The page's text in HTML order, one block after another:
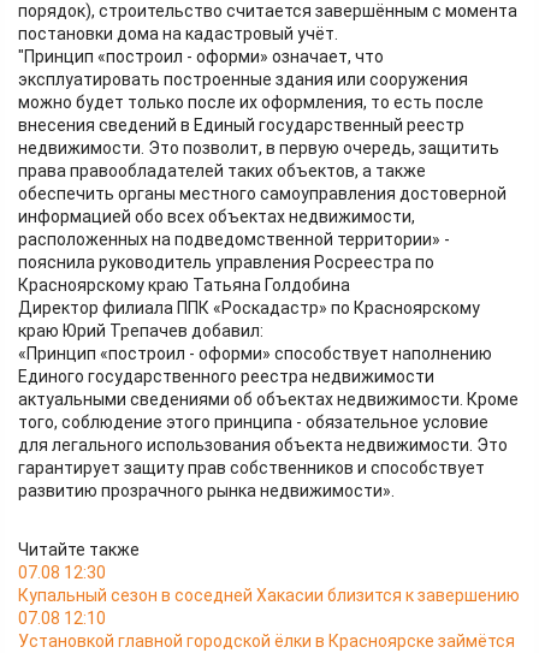
порядок), строительство считается завершённым с момента
постановки дома на кадастровый учёт.
"Принцип «построил - оформи» означает, что
эксплуатировать построенные здания или сооружения
можно будет только после их оформления, то есть после
внесения сведений в Единый государственный реестр
недвижимости. Это позволит, в первую очередь, защитить
права правообладателей таких объектов, а также
обеспечить органы местного самоуправления достоверной
информацией обо всех объектах недвижимости,
расположенных на подведомственной территории» -
пояснила руководитель управления Росреестра по
Красноярскому краю Татьяна Голдобина
Директор филиала ППК «Роскадастр» по Красноярскому
краю Юрий Трепачев добавил:
«Принцип «построил - оформи» способствует наполнению
Единого государственного реестра недвижимости
актуальными сведениями об объектах недвижимости. Кроме
того, соблюдение этого принципа - обязательное условие
для легального использования объекта недвижимости. Это
гарантирует защиту прав собственников и способствует
развитию прозрачного рынка недвижимости».
Читайте также
07.08 12:30
Купальный сезон в соседней Хакасии близится к завершению
07.08 12:10
Установкой главной городской ёлки в Красноярске займётся